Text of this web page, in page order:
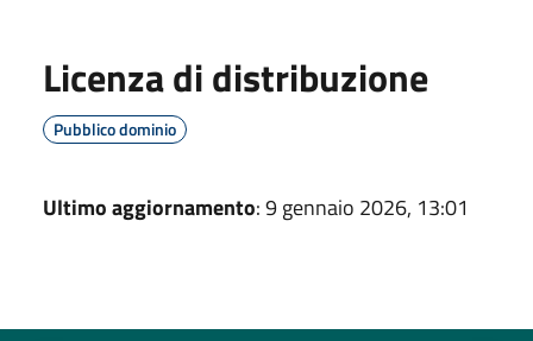
Licenza di distribuzione
Pubblico dominio
Ultimo aggiornamento: 9 gennaio 2026, 13:01